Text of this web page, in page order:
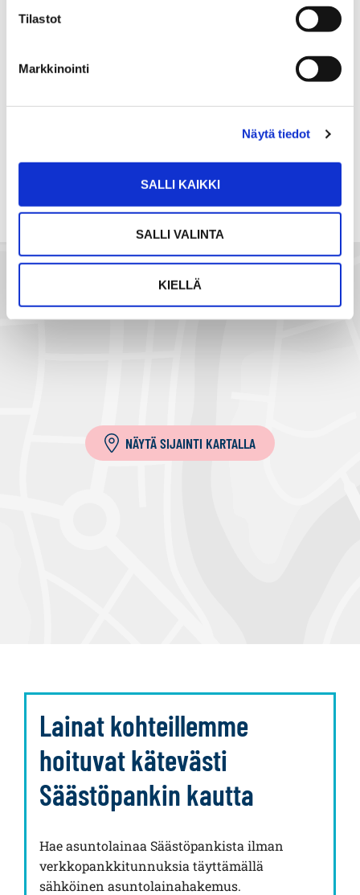
Tilastot
Markkinointi
Näytä tiedot
SALLI KAIKKI
SALLI VALINTA
KIELLÄ
JAA KOHDE:
Jaa
WhatsApissa
Jaa
Facebookissa
J
h
s
NÄYTÄ SIJAINTI KARTALLA
Lainat kohteillemme
hoituvat kätevästi
Säästöpankin kautta
Hae asuntolainaa Säästöpankista ilman
verkkopankkitunnuksia täyttämällä
sähköinen asuntolainahakemus.